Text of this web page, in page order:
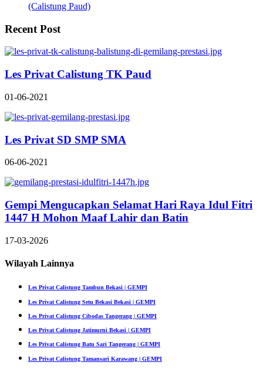
(Calistung Paud)
Recent Post
Les Privat Calistung TK Paud
01-06-2021
Les Privat SD SMP SMA
06-06-2021
Gempi Mengucapkan Selamat Hari Raya Idul Fitri
1447 H Mohon Maaf Lahir dan Batin
17-03-2026
Wilayah Lainnya
Les Privat Calistung Tambun Bekasi | GEMPI
Les Privat Calistung Setu Bekasi Bekasi | GEMPI
Les Privat Calistung Cibodas Tangerang | GEMPI
Les Privat Calistung Jatimurni Bekasi | GEMPI
Les Privat Calistung Batu Sari Tangerang | GEMPI
Les Privat Calistung Tamansari Karawang | GEMPI